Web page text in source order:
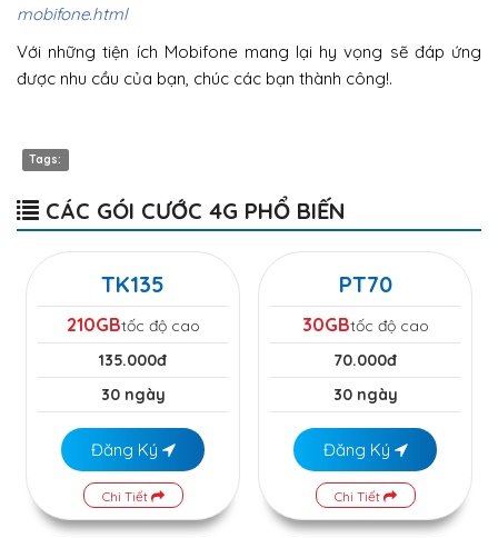
mobifone.html
Với những tiện ích Mobifone mang lại hy vọng sẽ đáp ứng
được nhu cầu của bạn, chúc các bạn thành công!.
Tags:
CÁC GÓI CƯỚC 4G PHỔ BIẾN
TK135
210GBtốc độ cao
135.000đ
30 ngày
Đăng Ký
Chi Tiết
PT70
30GBtốc độ cao
70.000đ
30 ngày
Đăng Ký
Chi Tiết